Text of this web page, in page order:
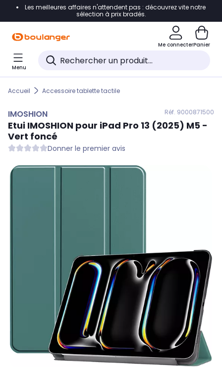
Accéder directement à la navigation
Accéder directement au pied de page
Accéder directement au chatbot
Les meilleures affaires n'attendent pas : découvrez vite notre
sélection à prix bradés.
Me connecterPanier
Menu
Accueil Accessoire tablette tactile
IMOSHION Réf. 9000871500
Etui IMOSHION pour iPad Pro 13 (2025) M5 -
Vert foncé
Donner le premier avis